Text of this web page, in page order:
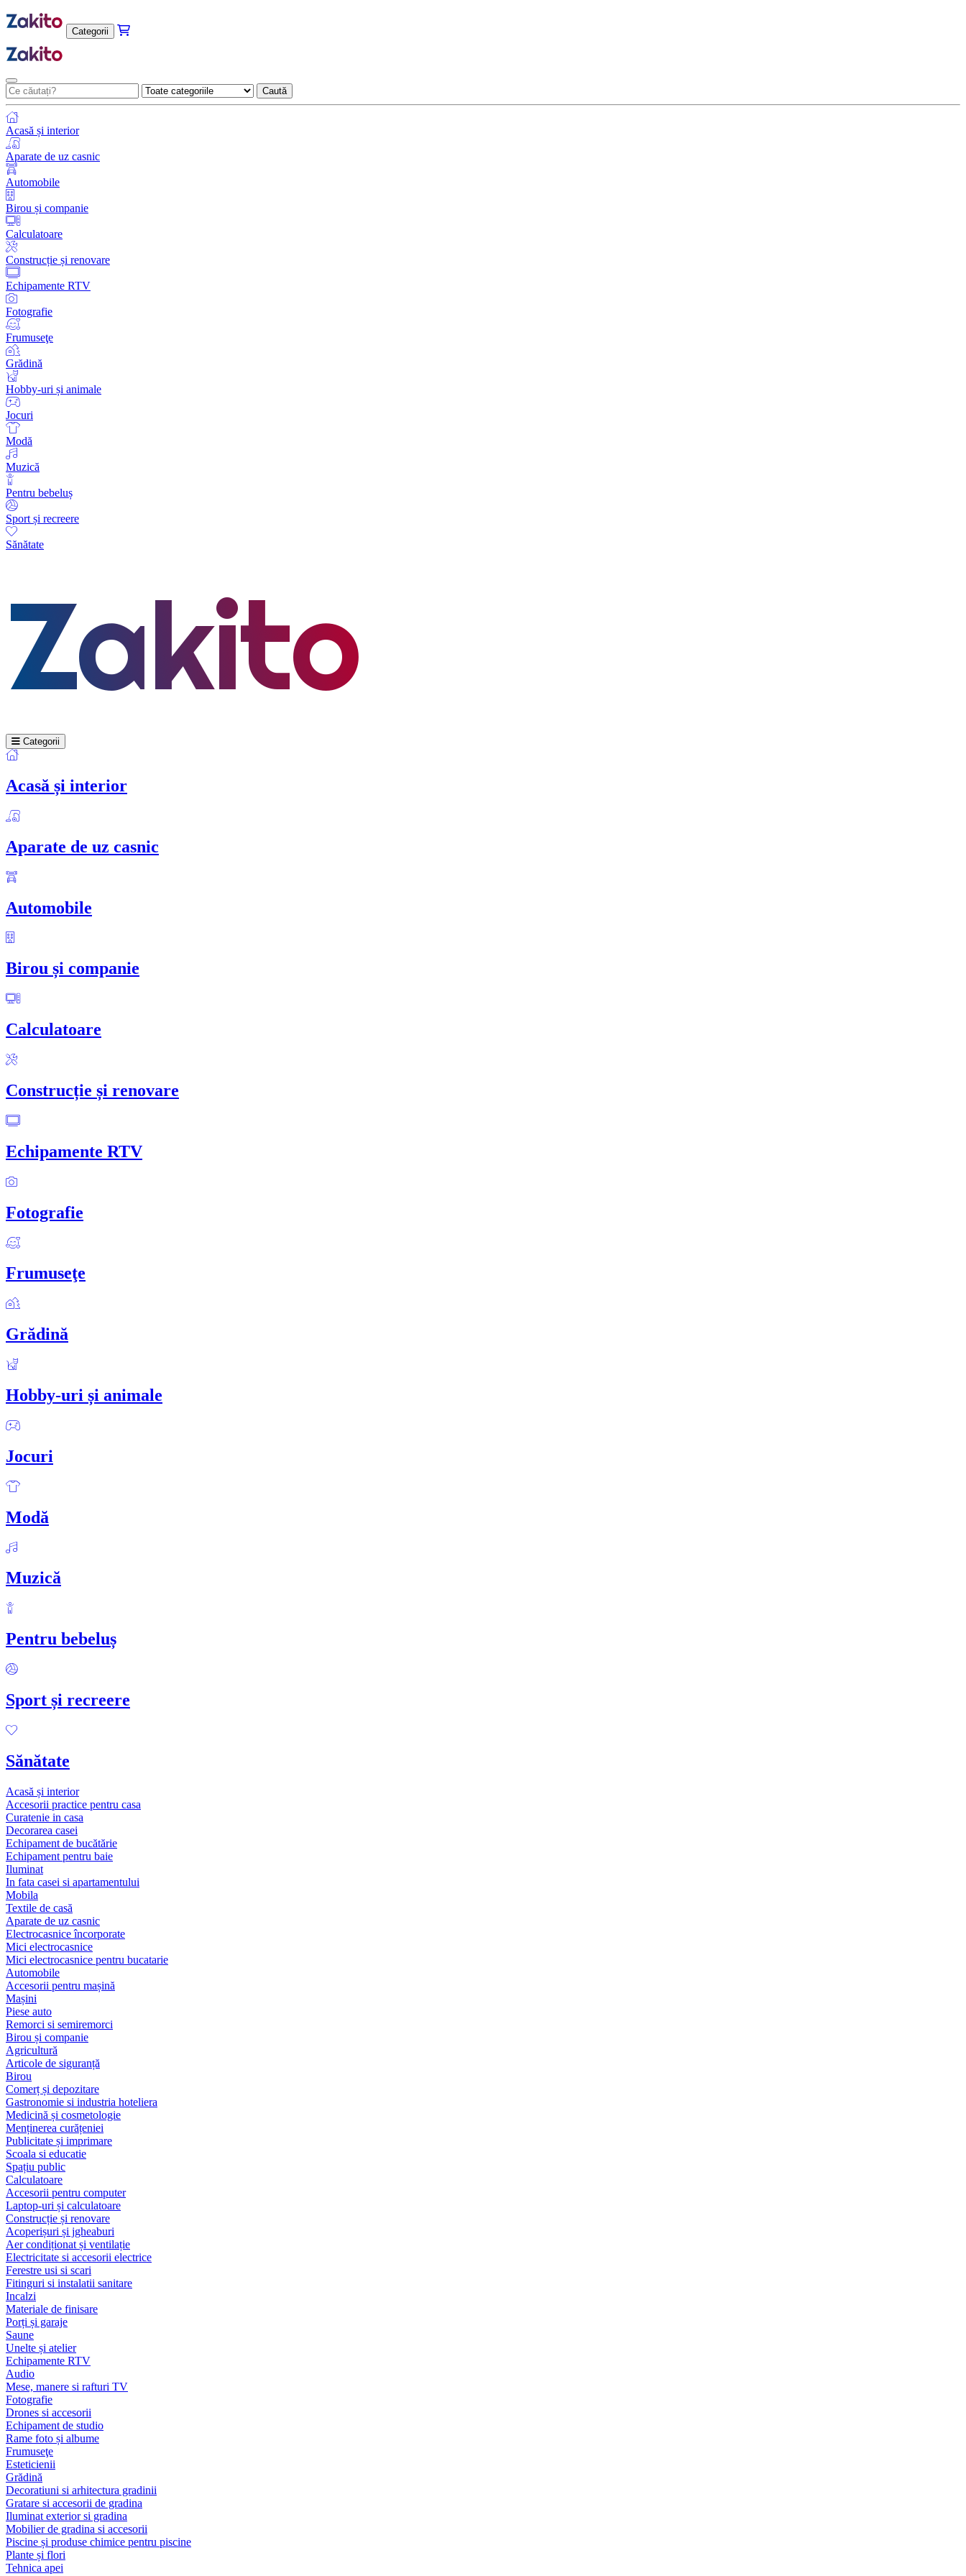
Categorii
Caută
Acasă și interior
Aparate de uz casnic
Automobile
Birou și companie
Calculatoare
Construcție și renovare
Echipamente RTV
Fotografie
Frumuseţe
Grădină
Hobby-uri și animale
Jocuri
Modă
Muzică
Pentru bebeluș
Sport și recreere
Sănătate
Categorii
Acasă și interior
Aparate de uz casnic
Automobile
Birou și companie
Calculatoare
Construcție și renovare
Echipamente RTV
Fotografie
Frumuseţe
Grădină
Hobby-uri și animale
Jocuri
Modă
Muzică
Pentru bebeluș
Sport și recreere
Sănătate
Acasă și interior
Accesorii practice pentru casa
Curatenie in casa
Decorarea casei
Echipament de bucătărie
Echipament pentru baie
Iluminat
In fata casei si apartamentului
Mobila
Textile de casă
Aparate de uz casnic
Electrocasnice încorporate
Mici electrocasnice
Mici electrocasnice pentru bucatarie
Automobile
Accesorii pentru mașină
Mașini
Piese auto
Remorci si semiremorci
Birou și companie
Agricultură
Articole de siguranță
Birou
Comerț și depozitare
Gastronomie si industria hoteliera
Medicină și cosmetologie
Menținerea curățeniei
Publicitate și imprimare
Scoala si educatie
Spațiu public
Calculatoare
Accesorii pentru computer
Laptop-uri și calculatoare
Construcție și renovare
Acoperișuri și jgheaburi
Aer condiționat și ventilație
Electricitate si accesorii electrice
Ferestre usi si scari
Fitinguri si instalatii sanitare
Incalzi
Materiale de finisare
Porți și garaje
Saune
Unelte și atelier
Echipamente RTV
Audio
Mese, manere si rafturi TV
Fotografie
Drones si accesorii
Echipament de studio
Rame foto și albume
Frumuseţe
Esteticienii
Grădină
Decoratiuni si arhitectura gradinii
Gratare si accesorii de gradina
Iluminat exterior si gradina
Mobilier de gradina si accesorii
Piscine și produse chimice pentru piscine
Plante și flori
Tehnica apei